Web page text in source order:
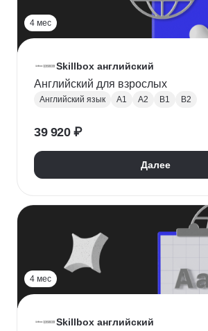
4 мес
Skillbox английский
Английский для взрослых
Английский язык A1 A2 B1 B2
39 920 ₽
Далее
4 мес
Skillbox английский